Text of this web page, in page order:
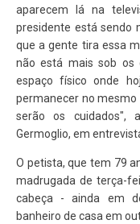
aparecem lá na
presidente está sendo
que a gente tira essa
não está mais sob os
espaço físico onde
permanecer no
serão os cuidados",
Germoglio, em
O petista, que tem 79
madrugada de terça-
cabeça - ainda em
banheiro de casa em